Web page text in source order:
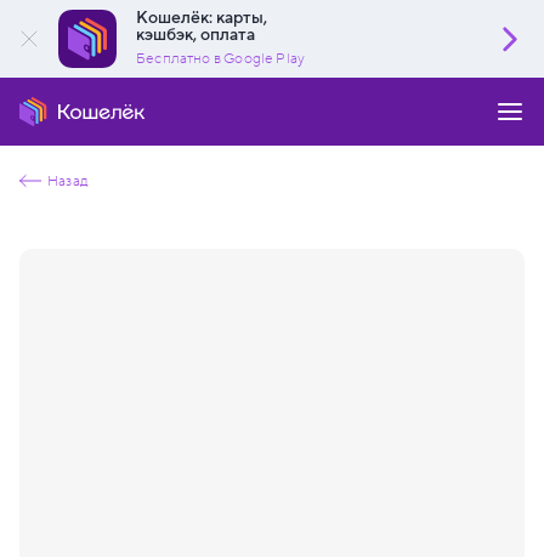
Кошелёк: карты,
кэшбэк, оплата
Бесплатно в Google Play
Назад